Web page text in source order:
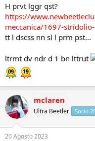
H prvt lggr qst?
https://
meccanica/1697-
tt l dscss nn sl l prm pst...
ltrmt dv ndr d 1 bn lttrut
mclaren
Ultra Beetler Socio
20 Agosto 2023